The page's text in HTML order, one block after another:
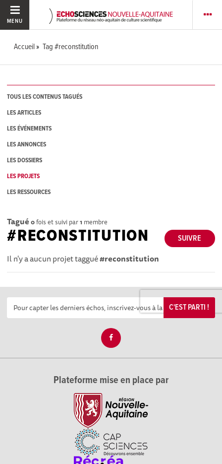
MENU
Accueil Tag #reconstitution
TOUS LES CONTENUS TAGUÉS
LES ARTICLES
LES ÉVÉNEMENTS
LES ANNONCES
LES DOSSIERS
LES PROJETS
LES RESSOURCES
Tagué 0fois et suivi par1 membre
SUIVRE
#RECONSTITUTION
Il n'y a aucun projet taggué#reconstitution
C'EST PARTI !
Plateforme mise en place par